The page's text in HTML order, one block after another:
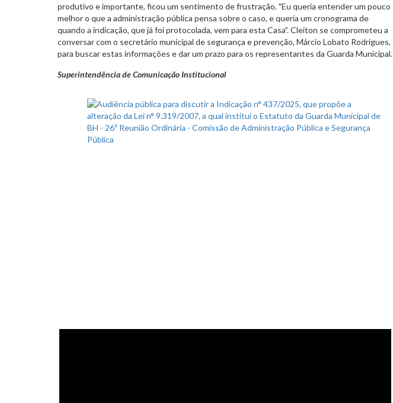
produtivo e importante, ficou um sentimento de frustração. "Eu queria entender um pouco
melhor o que a administração pública pensa sobre o caso, e queria um cronograma de
quando a indicação, que já foi protocolada, vem para esta Casa”. Cleiton se comprometeu a
conversar com o secretário municipal de segurança e prevenção, Márcio Lobato Rodrigues,
para buscar estas informações e dar um prazo para os representantes da Guarda Municipal.
Superintendência de Comunicação Institucional